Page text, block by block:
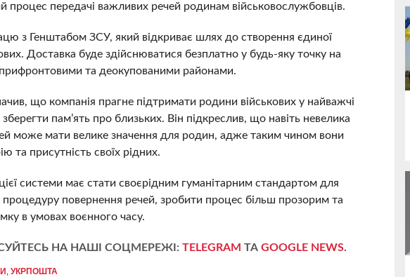
процес передачі важливих речей родинам військовослужбовців.
з Генштабом ЗСУ, який відкриває шлях до створення єдиної
Доставка буде здійснюватися безплатно у будь-яку точку на
прифронтовими та деокупованими районами.
що компанія прагне підтримати родини військових у найважчі
пам’ять про близьких. Він підкреслив, що навіть невелика
може мати велике значення для родин, адже таким чином вони
та присутність своїх рідних.
системи має стати своєрідним гуманітарним стандартом для
повернення речей, зробити процес більш прозорим та
в умовах воєнного часу.
НА НАШІ СОЦМЕРЕЖІ:TELEGRAM ТАGOOGLE NEWS.
,УКРПОШТА